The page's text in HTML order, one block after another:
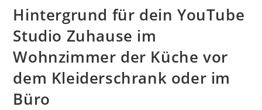
Hintergrund für dein YouTube
Studio Zuhause im
Wohnzimmer der Küche vor
dem Kleiderschrank oder im
Büro